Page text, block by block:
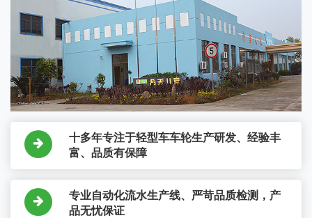
十多年专注于轻型车车轮生产研发、经验丰
富、品质有保障
专业自动化流水生产线、严苛品质检测，产
品无忧保证